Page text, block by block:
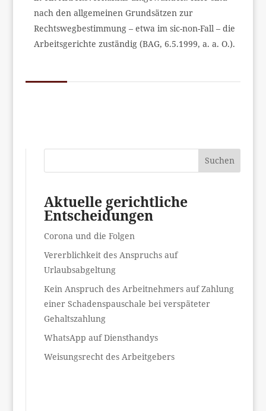
nach den allgemeinen Grundsätzen zur
Rechtswegbestimmung – etwa im sic-non-Fall – die
Arbeitsgerichte zuständig (BAG, 6.5.1999, a. a. O.).
Suchen
Aktuelle gerichtliche
Entscheidungen
Corona und die Folgen
Vererblichkeit des Anspruchs auf
Urlaubsabgeltung
Kein Anspruch des Arbeitnehmers auf Zahlung
einer Schadenspauschale bei verspäteter
Gehaltszahlung
WhatsApp auf Diensthandys
Weisungsrecht des Arbeitgebers